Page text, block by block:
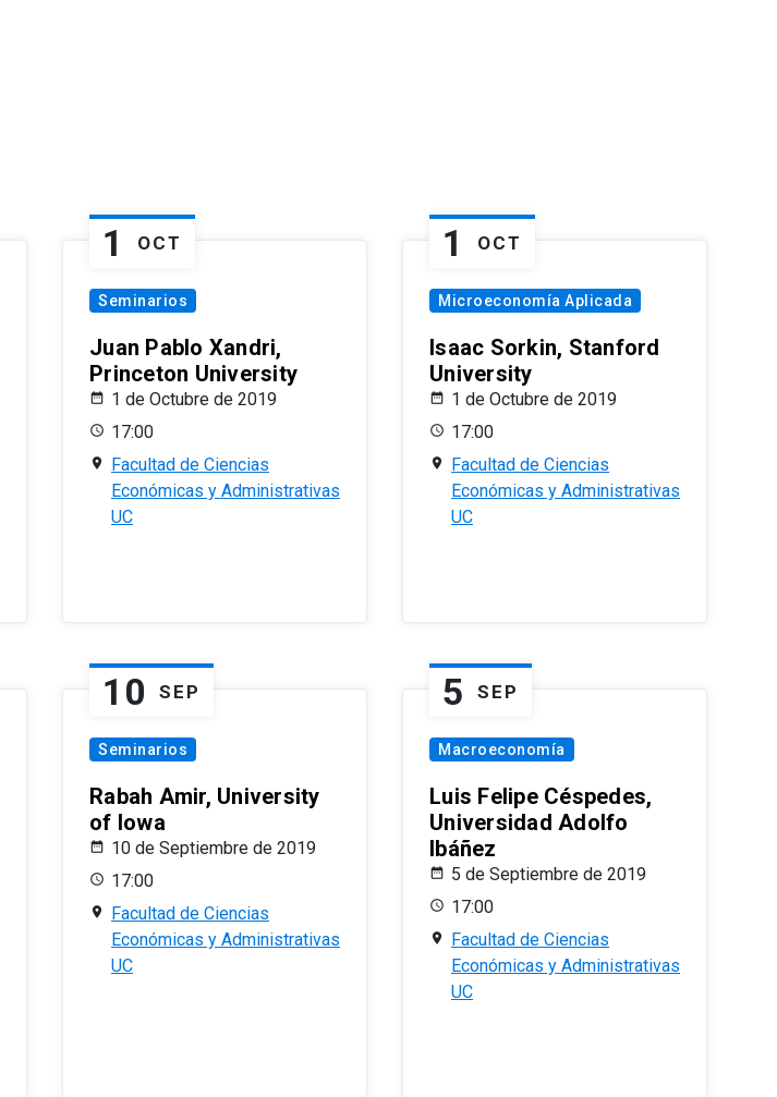
1 OCT
Seminarios
Juan Pablo Xandri,
Princeton University
1 de Octubre de 2019
17:00
Facultad de Ciencias
Económicas y Administrativas
UC
1 OCT
Microeconomía Aplicada
Isaac Sorkin, Stanford
University
1 de Octubre de 2019
17:00
Facultad de Ciencias
Económicas y Administrativas
UC
10 SEP
Seminarios
Rabah Amir, University
of Iowa
10 de Septiembre de 2019
17:00
Facultad de Ciencias
Económicas y Administrativas
UC
5 SEP
Macroeconomía
Luis Felipe Céspedes,
Universidad Adolfo
Ibáñez
5 de Septiembre de 2019
17:00
Facultad de Ciencias
Económicas y Administrativas
UC